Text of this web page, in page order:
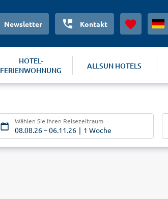
Newsletter Kontakt
HOTEL-
FERIENWOHNUNG
ALLSUN HOTELS
Wählen Sie Ihren Reisezeitraum
08.08.26–06.11.26 1 Woche